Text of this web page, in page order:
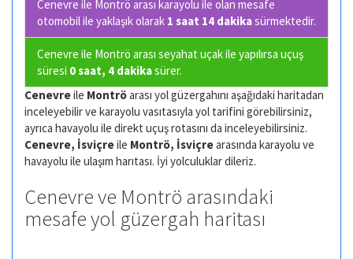
Cenevre ile Montrö arası karayolu ile olan mesafe
otomobil ile yaklaşık olarak 1 saat 14 dakikasürmektedir.
Cenevre ile Montrö arası seyahat uçak ile yapılırsa uçuş
süresi 0 saat, 4 dakikasürer.
Cenevreile Montröarası yol güzergahını aşağıdaki haritadan
inceleyebilir ve karayolu vasıtasıyla yol tarifini görebilirsiniz,
ayrıca havayolu ile direkt uçuş rotasını da inceleyebilirsiniz.
Cenevre, İsviçreile Montrö, İsviçrearasında karayolu ve
havayolu ile ulaşım harıtası. İyi yolculuklar dileriz.
Cenevre ve Montrö arasındaki
mesafe yol güzergah haritası